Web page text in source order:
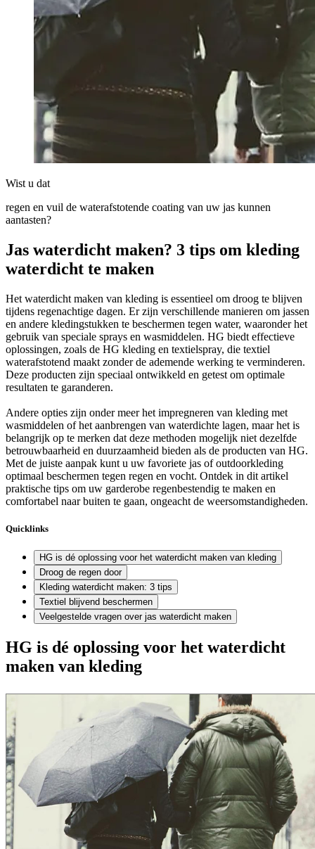
Wist u dat
regen en vuil de waterafstotende coating van uw jas kunnen
aantasten?
Jas waterdicht maken? 3 tips om kleding
waterdicht te maken
Het waterdicht maken van kleding is essentieel om droog te blijven
tijdens regenachtige dagen. Er zijn verschillende manieren om jassen
en andere kledingstukken te beschermen tegen water, waaronder het
gebruik van speciale sprays en wasmiddelen. HG biedt effectieve
oplossingen, zoals de HG kleding en textielspray, die textiel
waterafstotend maakt zonder de ademende werking te verminderen.
Deze producten zijn speciaal ontwikkeld en getest om optimale
resultaten te garanderen.
Andere opties zijn onder meer het impregneren van kleding met
wasmiddelen of het aanbrengen van waterdichte lagen, maar het is
belangrijk op te merken dat deze methoden mogelijk niet dezelfde
betrouwbaarheid en duurzaamheid bieden als de producten van HG.
Met de juiste aanpak kunt u uw favoriete jas of outdoorkleding
optimaal beschermen tegen regen en vocht. Ontdek in dit artikel
praktische tips om uw garderobe regenbestendig te maken en
comfortabel naar buiten te gaan, ongeacht de weersomstandigheden.
Quicklinks
HG is dé oplossing voor het waterdicht maken van kleding
Droog de regen door
Kleding waterdicht maken: 3 tips
Textiel blijvend beschermen
Veelgestelde vragen over jas waterdicht maken
HG is dé oplossing voor het waterdicht
maken van kleding